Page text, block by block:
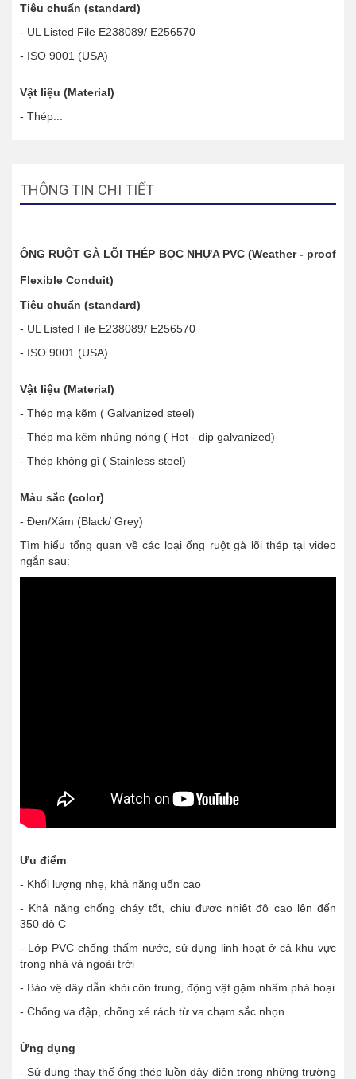
Tiêu chuẩn (standard)
- UL Listed File E238089/ E256570
- ISO 9001 (USA)
Vật liệu (Material)
- Thép...
THÔNG TIN CHI TIẾT
ỐNG RUỘT GÀ LÕI THÉP BỌC NHỰA PVC (Weather - proof
Flexible Conduit)
Tiêu chuẩn (standard)
- UL Listed File E238089/ E256570
- ISO 9001 (USA)
Vật liệu (Material)
- Thép mạ kẽm ( Galvanized steel)
- Thép mạ kẽm nhúng nóng ( Hot - dip galvanized)
- Thép không gỉ ( Stainless steel)
Màu sắc (color)
- Đen/Xám (Black/ Grey)
Tìm hiểu tổng quan về các loại ống ruột gà lõi thép tại video
ngắn sau:
Ưu điểm
- Khối lượng nhẹ, khả năng uốn cao
- Khả năng chống cháy tốt, chịu được nhiệt độ cao lên đến
350 độ C
- Lớp PVC chống thấm nước, sử dụng linh hoạt ở cả khu vực
trong nhà và ngoài trời
- Bảo vệ dây dẫn khỏi côn trung, động vật gặm nhấm phá hoại
- Chống va đập, chống xé rách từ va chạm sắc nhọn
Ứng dụng
- Sử dụng thay thế ống thép luồn dây điện trong những trường